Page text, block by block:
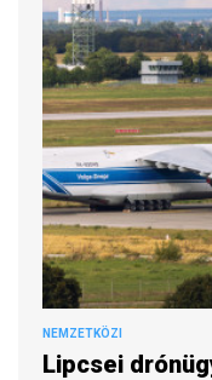
NEMZETKÖZI
Lipcsei